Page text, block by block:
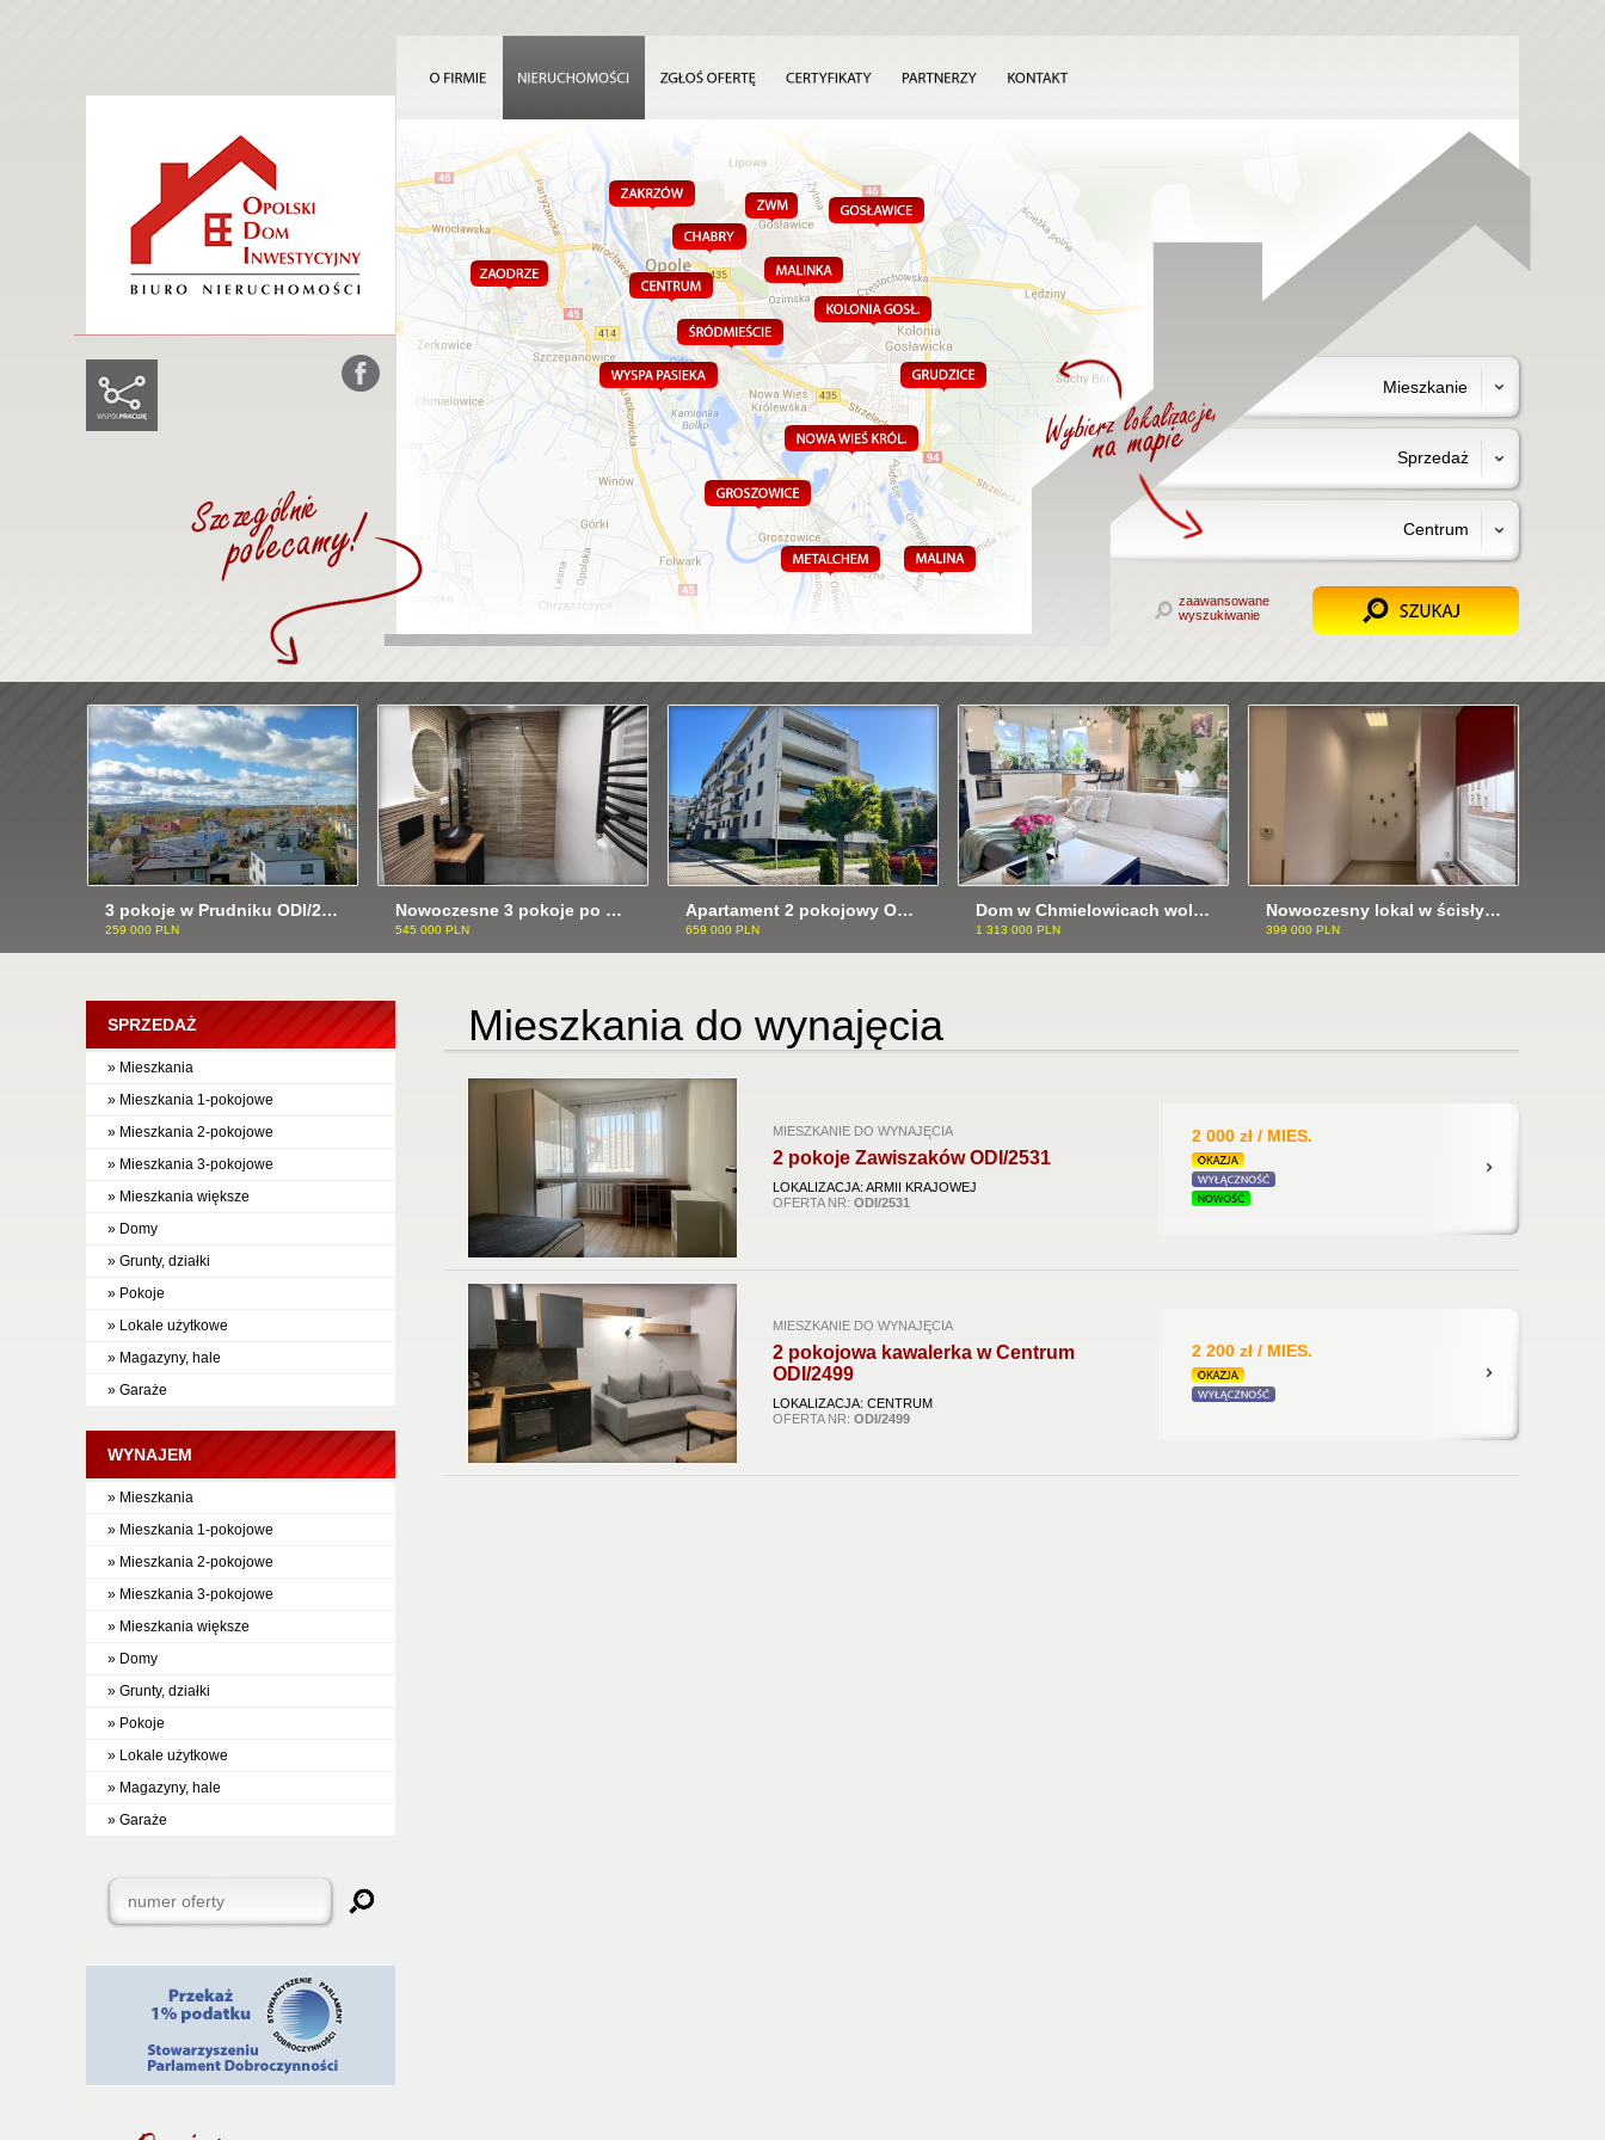
Mieszkanie
Sprzedaż
Centrum
zaawansowane
wyszukiwanie
3 pokoje w Prudniku ODI/2503
259 000 PLN
Nowoczesne 3 pokoje po generalnym remoncie ODI/2526
545 000 PLN
Apartament 2 pokojowy ODI/2521
659 000 PLN
Dom w Chmielowicach wolnostojacy ODI/2522
1 313 000 PLN
Nowoczesny lokal w ścisłym Centrum ODI/2527
399 000 PLN
SPRZEDAŻ
» Mieszkania
» Mieszkania 1-pokojowe
» Mieszkania 2-pokojowe
» Mieszkania 3-pokojowe
» Mieszkania większe
» Domy
» Grunty, działki
» Pokoje
» Lokale użytkowe
» Magazyny, hale
» Garaże
WYNAJEM
» Mieszkania
» Mieszkania 1-pokojowe
» Mieszkania 2-pokojowe
» Mieszkania 3-pokojowe
» Mieszkania większe
» Domy
» Grunty, działki
» Pokoje
» Lokale użytkowe
» Magazyny, hale
» Garaże
Mieszkania do wynajęcia
MIESZKANIE DO WYNAJĘCIA
2 pokoje Zawiszaków ODI/2531
LOKALIZACJA: ARMII KRAJOWEJ
OFERTA NR: ODI/2531
2 000 zł / MIES.
MIESZKANIE DO WYNAJĘCIA
2 pokojowa kawalerka w Centrum
ODI/2499
LOKALIZACJA: CENTRUM
OFERTA NR: ODI/2499
2 200 zł / MIES.